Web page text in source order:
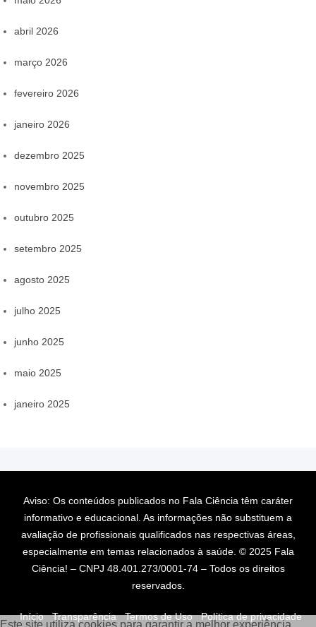
Este site utiliza cookies para garantir a melhor experiência
abril 2026
março 2026
fevereiro 2026
janeiro 2026
dezembro 2025
novembro 2025
outubro 2025
setembro 2025
agosto 2025
julho 2025
junho 2025
maio 2025
janeiro 2025
Aviso: Os conteúdos publicados no Fala Ciência têm caráter
informativo e educacional. As informações não substituem a
avaliação de profissionais qualificados nas respectivas áreas,
especialmente em temas relacionados à saúde. © 2025 Fala
Ciência! – CNPJ 48.401.273/0001-74 – Todos os direitos
reservados.
Início Transparência Termos de Uso Política de privacidade